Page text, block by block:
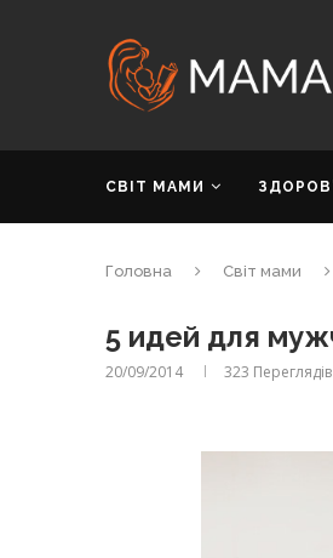
СВІТ МАМИ
Головна Світ мами
5 идей для
20/09/2014 323 Переглядів